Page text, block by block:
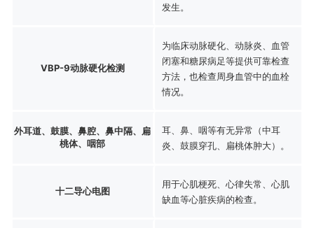
发生。
VBP-9动脉硬化检测
为临床动脉硬化、动脉炎、血管
闭塞和糖尿病足等提供可靠检查
方法，也检查周身血管中的血栓
情况。
外耳道、鼓膜、鼻腔、鼻中隔、扁
桃体、咽部
耳、鼻、咽等有无异常（中耳
炎、鼓膜穿孔、扁桃体肿大）。
十二导心电图
用于心肌梗死、心律失常、心肌
缺血等心脏疾病的检查。